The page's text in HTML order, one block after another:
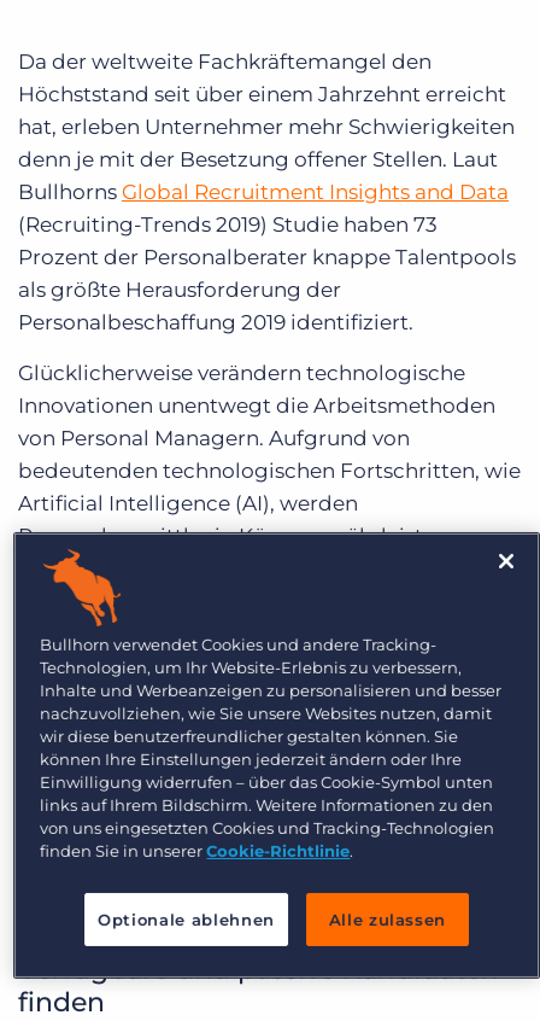
Da der weltweite Fachkräftemangel den
Höchststand seit über einem Jahrzehnt erreicht
hat, erleben Unternehmer mehr Schwierigkeiten
denn je mit der Besetzung offener Stellen. Laut
Bullhorns Global Recruitment Insights and Data
(Recruiting-Trends 2019) Studie haben 73
Prozent der Personalberater knappe Talentpools
als größte Herausforderung der
Personalbeschaffung 2019 identifiziert.
Glücklicherweise verändern technologische
Innovationen unentwegt die Arbeitsmethoden
von Personal Managern. Aufgrund von
bedeutenden technologischen Fortschritten, wie
Artificial Intelligence (AI), werden
Personalvermittler in Kürze gewährleisten
können, den/die perfekte/n Kandidaten/in für
jegliche Stelle zu finden. Und das ist nur eine der
zahlreichen Verwendungsmöglichkeiten von AI
in der Personalvermittlungsbranche.
Zwar verwenden einige Firmen bereits frühe
Formen der AI zur Unterstützung ihrer
Unternehmensführung, dennoch müssen die
meisten Personalvermittlungsbüros diesen
Leistungssprung noch vollziehen. Hier sind 5
in naher Zukunft implementieren kann.
Verfügbare und passive Kandidaten
finden
Bullhorn verwendet Cookies und andere Tracking-
Technologien, um Ihr Website-Erlebnis zu verbessern,
Inhalte und Werbeanzeigen zu personalisieren und besser
nachzuvollziehen, wie Sie unsere Websites nutzen, damit
wir diese benutzerfreundlicher gestalten können. Sie
können Ihre Einstellungen jederzeit ändern oder Ihre
Einwilligung widerrufen – über das Cookie-Symbol unten
links auf Ihrem Bildschirm. Weitere Informationen zu den
von uns eingesetzten Cookies und Tracking-Technologien
finden Sie in unsererCookie-Richtlinie.
Optionale ablehnen Alle zulassen